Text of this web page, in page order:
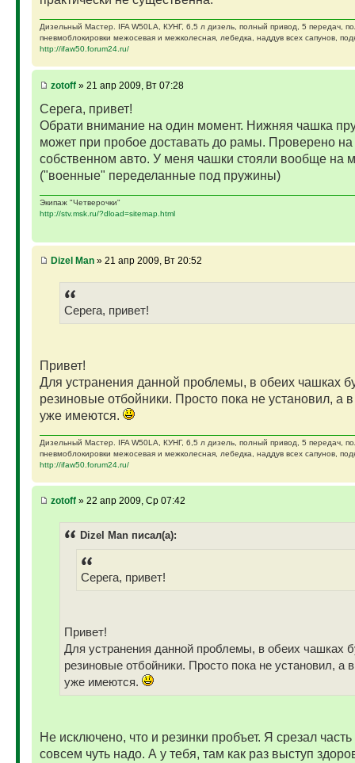
Дизельный Мастер. IFA W50LA, КУНГ, 6,5 л дизель, полный привод, 5 передач,
пневмоблокировки межосевая и межколесная, лебедка, наддув всех сапунов,
http://ifaw50.forum24.ru/
zotoff» 21 апр 2009, Вт 07:28
Серега, привет!
Обрати внимание на один момент. Нижняя чашка
может при пробое доставать до рамы. Проверено на
собственном авто. У меня чашки стояли вообще на
("военные" переделанные под пружины)
Экипаж "Четверочки"
http://stv.msk.ru/?dload=sitemap.html
Dizel Man» 21 апр 2009, Вт 20:52
Серега, привет!
Привет!
Для устранения данной проблемы, в обеих чашках
резиновые отбойники. Просто пока не установил, а
уже имеются.
Дизельный Мастер. IFA W50LA, КУНГ, 6,5 л дизель, полный привод, 5 передач,
пневмоблокировки межосевая и межколесная, лебедка, наддув всех сапунов,
http://ifaw50.forum24.ru/
zotoff» 22 апр 2009, Ср 07:42
Dizel Man писал(а):
Серега, привет!
Привет!
Для устранения данной проблемы, в обеих чашках
резиновые отбойники. Просто пока не установил, а
уже имеются.
Не исключено, что и резинки пробъет. Я срезал
совсем чуть надо. А у тебя, там как раз выступ